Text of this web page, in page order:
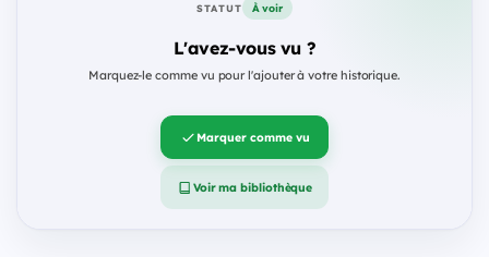
STATUT À voir
L'avez-vous vu ?
Marquez-le comme vu pour l'ajouter à votre historique.
Marquer comme vu
Voir ma bibliothèque